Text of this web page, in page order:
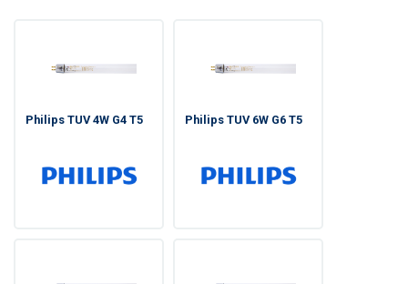
Philips TUV 4W G4 T5 Philips TUV 6W G6 T5